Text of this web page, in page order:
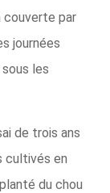
couverte par
journées
les
de trois ans
cultivés en
du chou